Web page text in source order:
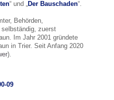
“ und „Der Bauschaden“.
Behörden,
selbständig, zuerst
Im Jahr 2001 gründete
in Trier. Seit Anfang 2020
).
09